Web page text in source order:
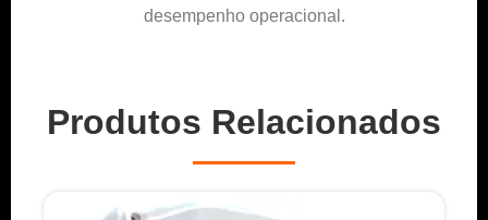
desempenho operacional.
Produtos Relacionados